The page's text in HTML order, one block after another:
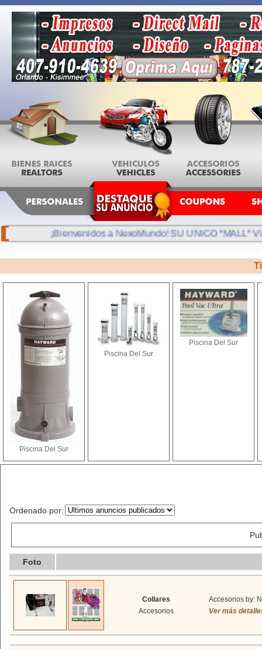
¡Bienvenidos a NexoMundo! SU UNICO "MALL" VIRTUAL.
Piscina Del Sur
Piscina Del Sur
Piscina Del Sur
Ordenado por:
Foto
Collares
Accesorios
Accesorios by:
Ver más